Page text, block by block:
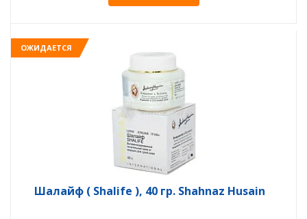
ОЖИДАЕТСЯ
Шалайф ( Shalife ), 40 гр. Shahnaz Husain